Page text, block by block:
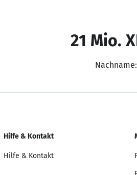
21 Mio.
Nachname:
Hilfe & Kontakt
Hilfe & Kontakt